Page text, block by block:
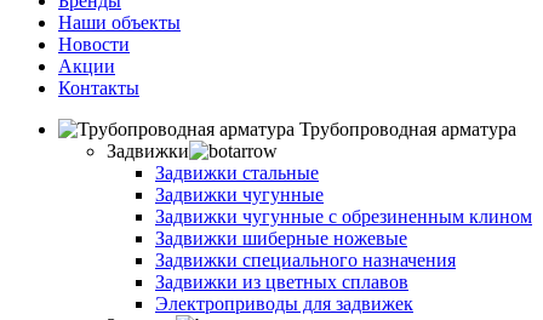
Наши объекты
Новости
Акции
Контакты
Трубопроводная арматура
Задвижки
Задвижки стальные
Задвижки чугунные
Задвижки чугунные с обрезиненным клином
Задвижки шиберные ножевые
Задвижки специального назначения
Задвижки из цветных сплавов
Электроприводы для задвижек